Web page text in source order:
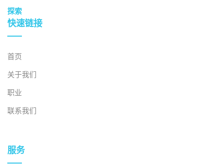
内的传统系统。将区块链与这些现有系统集成会带来巨大
的技术复杂性和兼容性问题。此外，越南还面临着区块链
是否准确。然而，越南的供应链存在数据管理分散的问
题，信息分散存储在农民、加工商、出口商和物流供应商
景中，所有参与方都需要就数据录入、录入人员和录入时
间达成一致。.
探索
快速链接
首页
关于我们
职业
联系我们
服务